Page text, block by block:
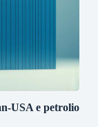
USA e petrolio